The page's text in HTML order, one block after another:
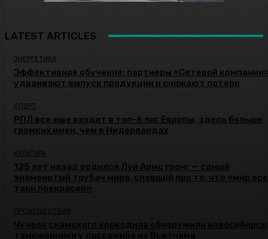
LATEST ARTICLES
ЭНЕРГЕТИКА
Эффективное обучение: партнеры «Сетевой
удваивают выпуск продукции и снижают потери
СПОРТ
РПЛ все еще входит в топ-6 лиг Европы, здесь больше
громких имен, чем в Нидерландах
КУЛЬТУРА
125 лет назад родился Луи Армстронг — самый
знаменитый трубач мира, спевший про то, что «мир
таки прекрасен»
ПРОИСШЕСТВИЯ
Чучело сиамского крокодила обнаружили